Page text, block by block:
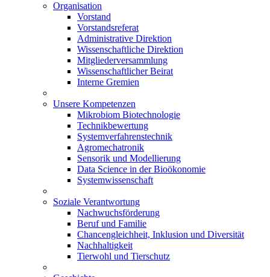
Organisation
Vorstand
Vorstandsreferat
Administrative Direktion
Wissenschaftliche Direktion
Mitgliederversammlung
Wissenschaftlicher Beirat
Interne Gremien
Unsere Kompetenzen
Mikrobiom Biotechnologie
Technikbewertung
Systemverfahrenstechnik
Agromechatronik
Sensorik und Modellierung
Data Science in der Bioökonomie
Systemwissenschaft
Soziale Verantwortung
Nachwuchsförderung
Beruf und Familie
Chancengleichheit, Inklusion und Diversität
Nachhaltigkeit
Tierwohl und Tierschutz